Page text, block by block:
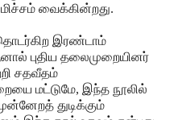
வைக்கின்றது.
தொடர்கிற இரண்டாம்
புதிய தலைமுறையினர்
சதவீதம்
மட்டுமே, இந்த நூலில்
துடிக்கும்